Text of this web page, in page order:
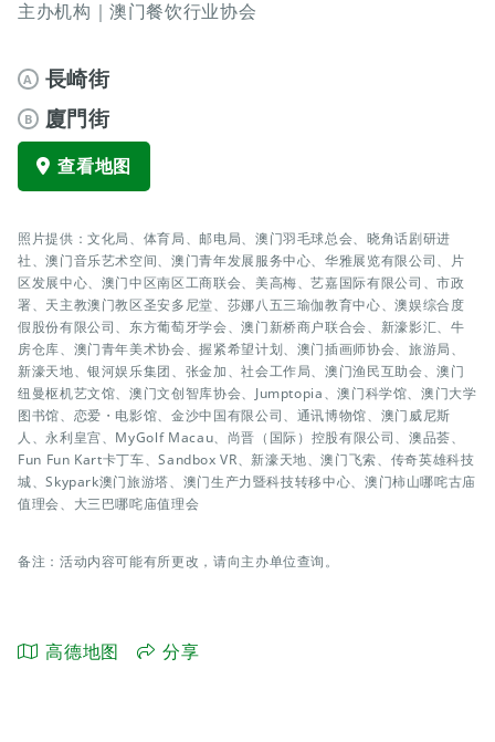
主办机构｜澳门餐饮行业协会
A 長崎街
B 廈門街
查看地图
照片提供：文化局、体育局、邮电局、澳门羽毛球总会、晓角话剧研进
社、澳门音乐艺术空间、澳门青年发展服务中心、华雅展览有限公司、片
区发展中心、澳门中区南区工商联会、美高梅、艺嘉国际有限公司、市政
署、天主教澳门教区圣安多尼堂、莎娜八五三瑜伽教育中心、澳娱综合度
假股份有限公司、东方葡萄牙学会、澳门新桥商户联合会、新濠影汇、牛
房仓库、澳门青年美术协会、握紧希望计划、澳门插画师协会、旅游局、
新濠天地、银河娱乐集团、张金加、社会工作局、澳门渔民互助会、澳门
纽曼枢机艺文馆、澳门文创智库协会、Jumptopia、澳门科学馆、澳门大学
图书馆、恋爱・电影馆、金沙中国有限公司、通讯博物馆、澳门威尼斯
人、永利皇宫、MyGolf Macau、尚晋（国际）控股有限公司、澳品荟、
Fun Fun Kart卡丁车、Sandbox VR、新濠天地、澳门飞索、传奇英雄科技
城、Skypark澳门旅游塔、澳门生产力暨科技转移中心、澳门柿山哪咤古庙
值理会、大三巴哪咤庙值理会
备注：活动内容可能有所更改，请向主办单位查询。
高德地图 分享